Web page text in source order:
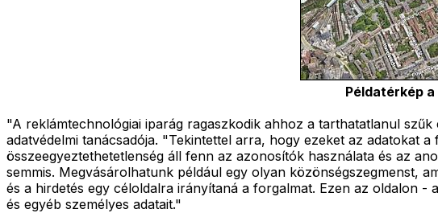
Példatérkép
"A reklámtechnológiai iparág ragaszkodik ahhoz a tarthatatlanul
adatvédelmi tanácsadója. "Tekintettel arra, hogy ezeket az adatokat
összeegyeztethetetlenség áll fenn az azonosítók használata és az
semmis. Megvásárolhatunk például egy olyan közönségszegmenst,
és a hirdetés egy céloldalra irányítaná a forgalmat. Ezen az oldalon
és egyéb személyes adatait."